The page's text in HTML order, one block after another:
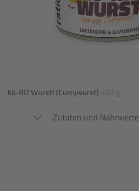
Kö-Ri? Wurst! (Currywurst)
Zutaten und Nährwerte